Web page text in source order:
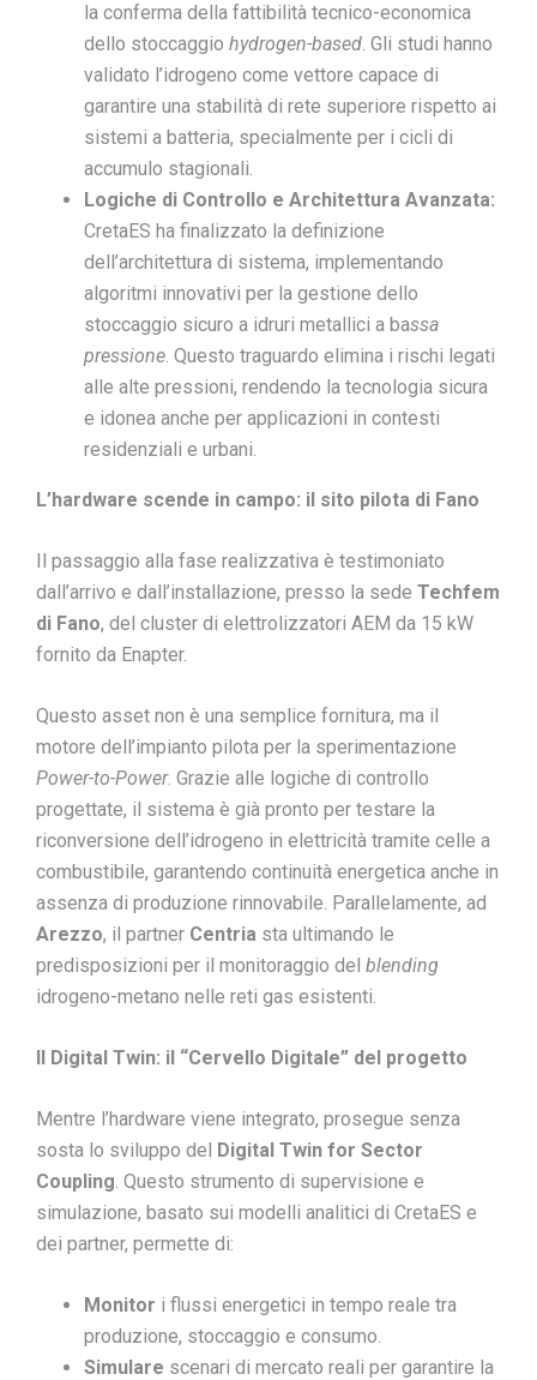
la conferma della fattibilità tecnico-economica
dello stoccaggio hydrogen-based . Gli studi hanno
validato l’idrogeno come vettore capace di
garantire una stabilità di rete superiore rispetto ai
sistemi a batteria, specialmente per i cicli di
accumulo stagionali.
Logiche di Controllo e Architettura Avanzata:
CretaES ha finalizzato la definizione
dell’architettura di sistema, implementando
algoritmi innovativi per la gestione dello
stoccaggio sicuro a idruri metallici a bassa
pressione . Questo traguardo elimina i rischi legati
alle alte pressioni, rendendo la tecnologia sicura
e idonea anche per applicazioni in contesti
residenziali e urbani.
L’hardware scende in campo: il sito pilota di Fano
Il passaggio alla fase realizzativa è testimoniato
dall’arrivo e dall’installazione, presso la sede Techfem
di Fano, del cluster di elettrolizzatori AEM da 15 kW
fornito da Enapter.
Questo asset non è una semplice fornitura, ma il
motore dell’impianto pilota per la sperimentazione
Power-to-Power. Grazie alle logiche di controllo
progettate, il sistema è già pronto per testare la
riconversione dell’idrogeno in elettricità tramite celle a
combustibile, garantendo continuità energetica anche in
assenza di produzione rinnovabile. Parallelamente, ad
Arezzo, il partner Centria sta ultimando le
predisposizioni per il monitoraggio del blending
idrogeno-metano nelle reti gas esistenti.
Il Digital Twin: il “Cervello Digitale” del progetto
Mentre l’hardware viene integrato, prosegue senza
sosta lo sviluppo del Digital Twin for Sector
Coupling . Questo strumento di supervisione e
simulazione, basato sui modelli analitici di CretaES e
dei partner, permette di:
Monitor i flussi energetici in tempo reale tra
produzione, stoccaggio e consumo.
Simulare scenari di mercato reali per garantire la